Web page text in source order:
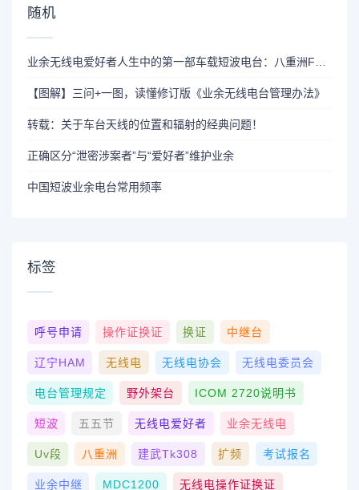
随机
业余无线电爱好者人生中的第一部车载短波电台：八重洲FT-891
【图解】三问+一图，读懂修订版《业余无线电台管理办法》
转载：关于车台天线的位置和辐射的经典问题！
正确区分“泄密涉案者”与“爱好者”维护业余
中国短波业余电台常用频率
标签
呼号申请 操作证换证 换证 中继台
辽宁HAM 无线电 无线电协会 无线电委员会
电台管理规定 野外架台 ICOM 2720说明书
短波 五五节 无线电爱好者 业余无线电
Uv段 八重洲 建武tk308 扩频 考试报名
业余中继 MDC1200 无线电操作证换证